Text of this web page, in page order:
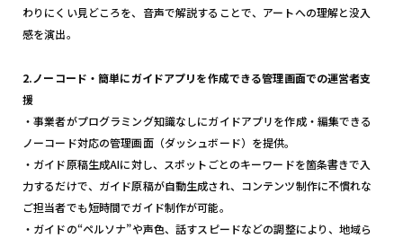
わりにくい見どころを、音声で解説することで、アートへの理解と没入
感を演出。
2.ノーコード・簡単にガイドアプリを作成できる管理画面での運営者支
援
・事業者がプログラミング知識なしにガイドアプリを作成・編集できる
ノーコード対応の管理画面（ダッシュボード）を提供。
・ガイド原稿生成AIに対し、スポットごとのキーワードを箇条書きで入
力するだけで、ガイド原稿が自動生成され、コンテンツ制作に不慣れな
ご担当者でも短時間でガイド制作が可能。
・ガイドの“ペルソナ”や声色、話すスピードなどの調整により、地域ら